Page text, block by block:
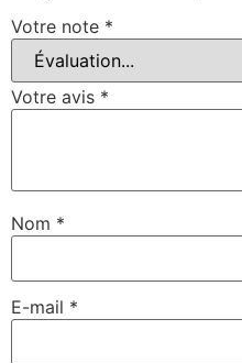
Votre note *
Votre avis *
Nom *
E-mail *